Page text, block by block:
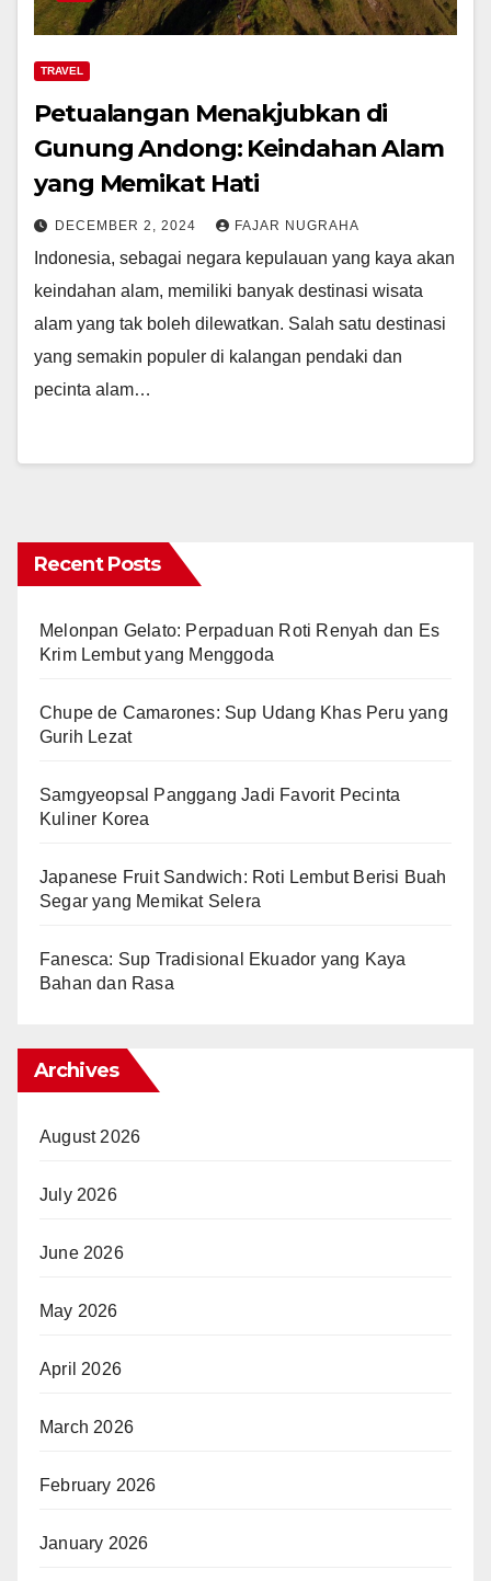
TRAVEL
Petualangan Menakjubkan di
Gunung Andong: Keindahan Alam
yang Memikat Hati
DECEMBER 2, 2024 FAJAR NUGRAHA
Indonesia, sebagai negara kepulauan yang kaya akan
keindahan alam, memiliki banyak destinasi wisata
alam yang tak boleh dilewatkan. Salah satu destinasi
yang semakin populer di kalangan pendaki dan
pecinta alam…
Recent Posts
Melonpan Gelato: Perpaduan Roti Renyah dan Es
Krim Lembut yang Menggoda
Chupe de Camarones: Sup Udang Khas Peru yang
Gurih Lezat
Samgyeopsal Panggang Jadi Favorit Pecinta
Kuliner Korea
Japanese Fruit Sandwich: Roti Lembut Berisi Buah
Segar yang Memikat Selera
Fanesca: Sup Tradisional Ekuador yang Kaya
Bahan dan Rasa
Archives
August 2026
July 2026
June 2026
May 2026
April 2026
March 2026
February 2026
January 2026